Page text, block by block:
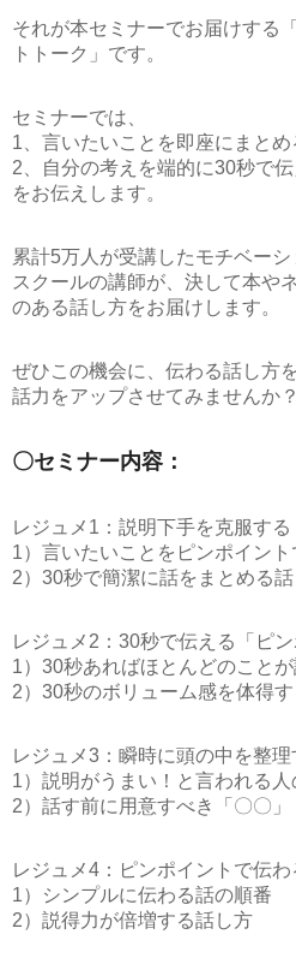
それが本セミナーでお届けする
トトーク」 です。
セミナーでは、
1、言いたいことを即座にまと
2、自分の考えを端的に30秒で
をお伝えします。
累計5万人が受講したモチベー
スクールの講師が、決して本や
のある話し方をお届けします。
ぜひこの機会に、伝わる話し方
話力をアップさせてみませんか？
〇セミナー内容：
レジュメ1：説明下手を克服する
1）言いたいことをピンポイン
2）30秒で簡潔に話をまとめる
レジュメ2：30秒で伝える「ピン
1）30秒あればほとんどのこと
2）30秒のボリューム感を体得す
レジュメ3：瞬時に頭の中を整理
1）説明がうまい！と言われる人
2）話す前に用意すべき「〇〇」
レジュメ4：ピンポイントで伝わ
1）シンプルに伝わる話の順番
2）説得力が倍増する話し方